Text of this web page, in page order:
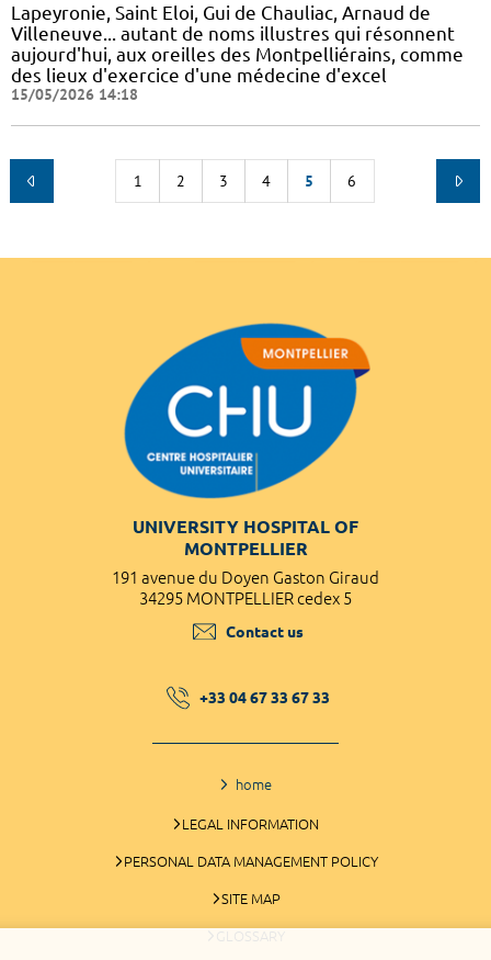
Lapeyronie, Saint Eloi, Gui de Chauliac, Arnaud de
Villeneuve... autant de noms illustres qui résonnent
aujourd'hui, aux oreilles des Montpelliérains, comme
des lieux d'exercice d'une médecine d'excel
15/05/2026 14:18
1 2 3 4 5 6
UNIVERSITY HOSPITAL OF
MONTPELLIER
191 avenue du Doyen Gaston Giraud
34295 MONTPELLIER cedex 5
Contact us
+33 04 67 33 67 33
home
LEGAL INFORMATION
PERSONAL DATA MANAGEMENT POLICY
SITE MAP
GLOSSARY